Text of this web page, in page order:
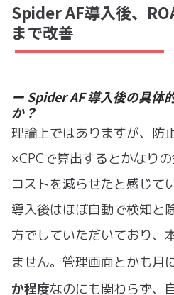
Spider AF導入後、
まで改善
ー Spider AF 導入後の具体
か？
理論上ではありますが、防
×CPCで算出するとかなり
コストを減らせたと感じて
導入後はほぼ自動で検知と
方でしていただいており、
ません。管理画面とかも月
か程度なのにも関わらず、